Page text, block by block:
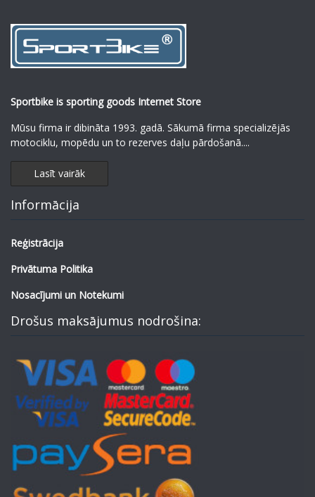
Sportbike is sporting goods Internet Store
Mūsu firma ir dibināta 1993. gadā. Sākumā firma specializējās
motociklu, mopēdu un to rezerves daļu pārdošanā....
Lasīt vairāk
Informācija
Reģistrācija
Privātuma Politika
Nosacījumi un Notekumi
Drošus maksājumus nodrošina: